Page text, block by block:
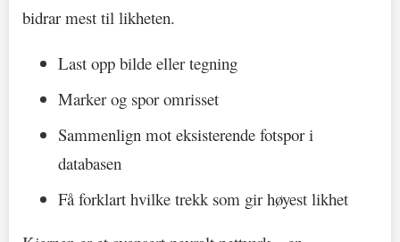
bidrar mest til likheten.
Last opp bilde eller tegning
Marker og spor omrisset
Sammenlign mot eksisterende fotspor i
databasen
Få forklart hvilke trekk som gir høyest likhet